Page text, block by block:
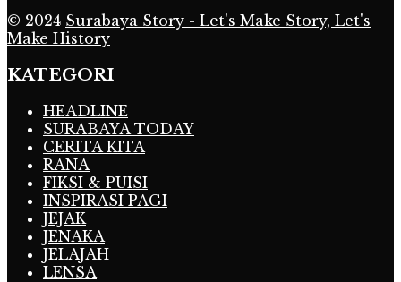
© 2024 Surabaya Story - Let's Make Story, Let's
Make History
KATEGORI
HEADLINE
SURABAYA TODAY
CERITA KITA
RANA
FIKSI & PUISI
INSPIRASI PAGI
JEJAK
JENAKA
JELAJAH
LENSA